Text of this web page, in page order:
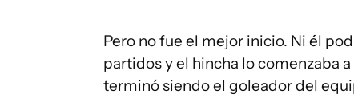
Pero no fue el mejor inicio. Ni él
partidos y el hincha lo comenzaba
terminó siendo el goleador del